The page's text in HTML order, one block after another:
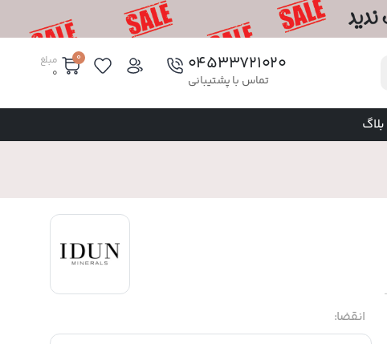
۰۴۵۳۳۷۲۱۰۲۰
تماس با پشتیبانی
مبلغ
0
0
بلاگ
انقضا: